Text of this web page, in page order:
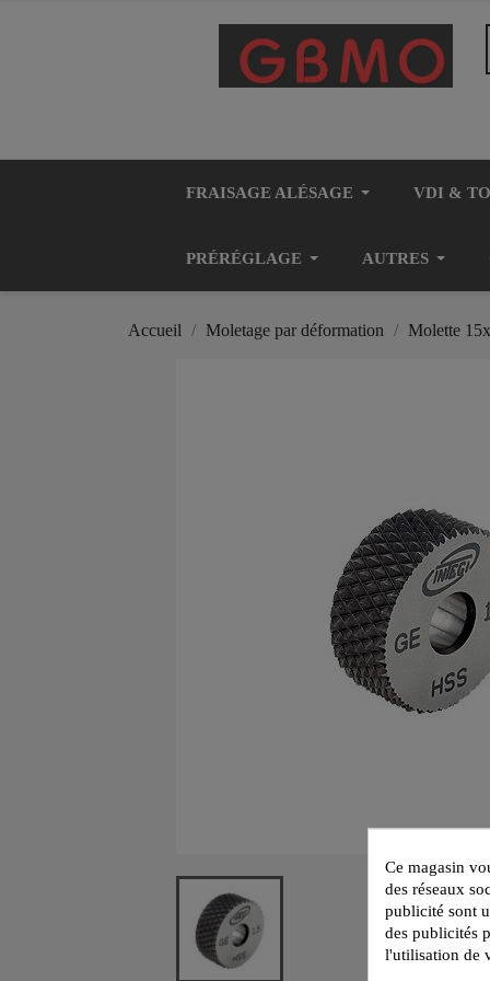
FRAISAGE ALÉSAGE VDI &
PRÉRÉGLAGE AUTRES
Accueil Moletage par déformation Molette
Ce magasin
des réseaux
publicité sont
des publicités
l'utilisation de